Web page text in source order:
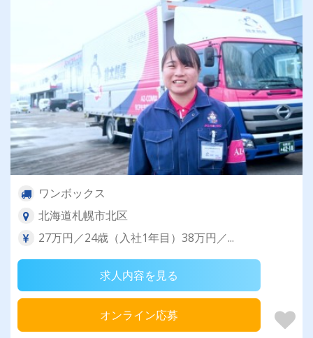
ワンボックス
北海道札幌市北区
27万円／24歳（入社1年目）38万円／...
求人内容を見る
オンライン応募